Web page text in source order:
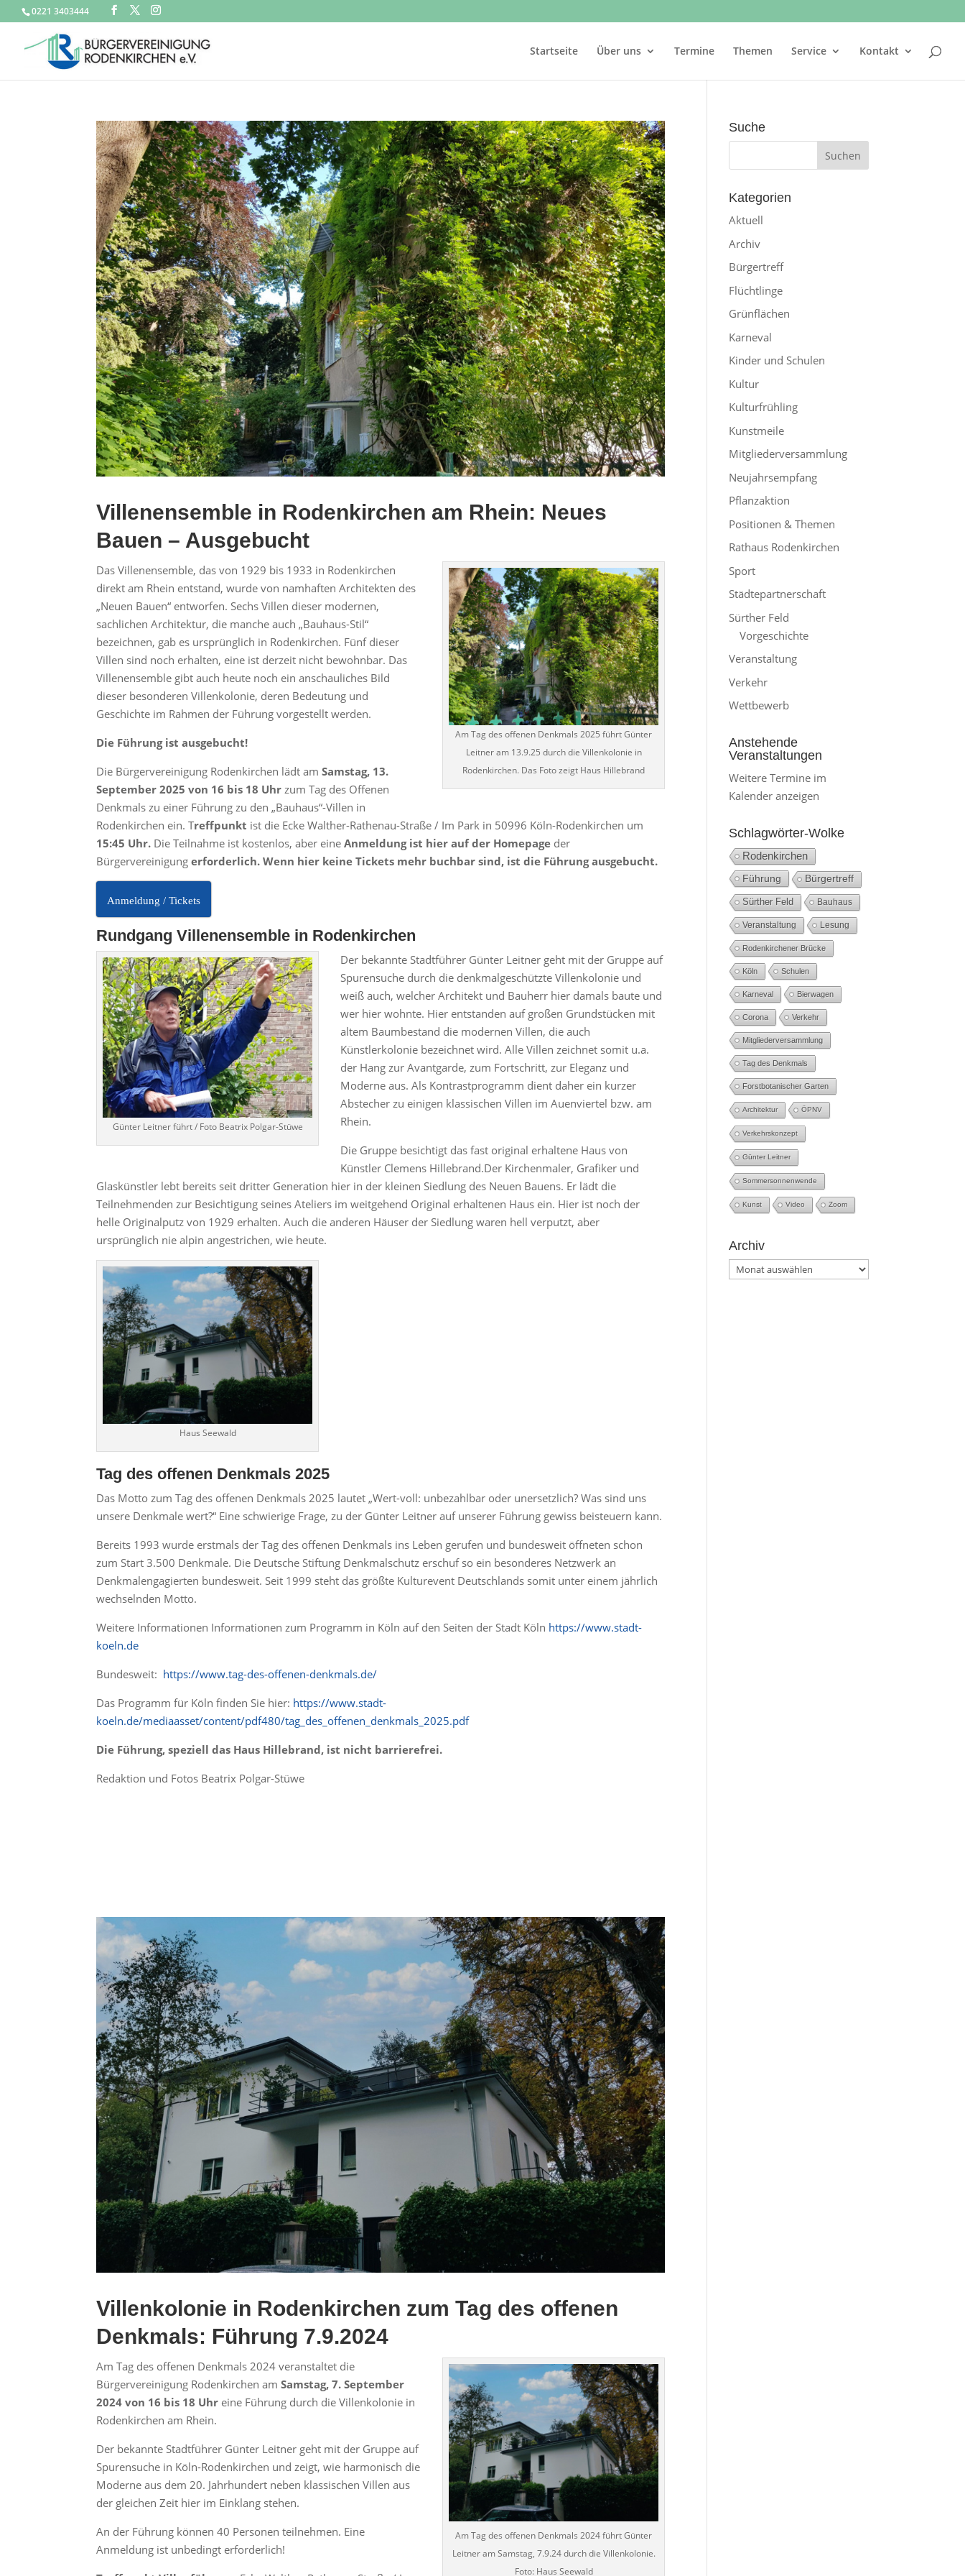
0221 3403444
Startseite Über uns Termine Themen Service Kontakt
Villenensemble in Rodenkirchen am Rhein: Neues
Bauen – Ausgebucht
Am Tag des offenen Denkmals 2025 führt Günter
Leitner am 13.9.25 durch die Villenkolonie in
Rodenkirchen. Das Foto zeigt Haus Hillebrand
Das Villenensemble, das von 1929 bis 1933 in Rodenkirchen
direkt am Rhein entstand, wurde von namhaften Architekten des
„Neuen Bauen“ entworfen. Sechs Villen dieser modernen,
sachlichen Architektur, die manche auch „Bauhaus-Stil“
bezeichnen, gab es ursprünglich in Rodenkirchen. Fünf dieser
Villen sind noch erhalten, eine ist derzeit nicht bewohnbar. Das
Villenensemble gibt auch heute noch ein anschauliches Bild
dieser besonderen Villenkolonie, deren Bedeutung und
Geschichte im Rahmen der Führung vorgestellt werden.
Die Führung ist ausgebucht!
Die Bürgervereinigung Rodenkirchen lädt amSamstag, 13.
September 2025 von 16 bis 18 Uhr zum Tag des Offenen
Denkmals zu einer Führung zu den „Bauhaus“-Villen in
Rodenkirchen ein. Treffpunkt ist die Ecke Walther-Rathenau-Straße / Im Park in 50996 Köln-Rodenkirchen um
15:45 Uhr. Die Teilnahme ist kostenlos, aber eineAnmeldung ist hier auf der Homepage der
Bürgervereinigungerforderlich. Wenn hier keine Tickets mehr buchbar sind, ist die Führung ausgebucht.
Anmeldung / Tickets
Rundgang Villenensemble in Rodenkirchen
Günter Leitner führt / Foto Beatrix Polgar-Stüwe
Der bekannte Stadtführer Günter Leitner geht mit der Gruppe auf
Spurensuche durch die denkmalgeschützte Villenkolonie und
weiß auch, welcher Architekt und Bauherr hier damals baute und
wer hier wohnte. Hier entstanden auf großen Grundstücken mit
altem Baumbestand die modernen Villen, die auch
Künstlerkolonie bezeichnet wird. Alle Villen zeichnet somit u.a.
der Hang zur Avantgarde, zum Fortschritt, zur Eleganz und
Moderne aus. Als Kontrastprogramm dient daher ein kurzer
Abstecher zu einigen klassischen Villen im Auenviertel bzw. am
Rhein.
Die Gruppe besichtigt das fast original erhaltene Haus von
Künstler Clemens Hillebrand.Der Kirchenmaler, Grafiker und
Glaskünstler lebt bereits seit dritter Generation hier in der kleinen Siedlung des Neuen Bauens. Er lädt die
Teilnehmenden zur Besichtigung seines Ateliers im weitgehend Original erhaltenen Haus ein. Hier ist noch der
helle Originalputz von 1929 erhalten. Auch die anderen Häuser der Siedlung waren hell verputzt, aber
ursprünglich nie alpin angestrichen, wie heute.
Haus Seewald
Tag des offenen Denkmals 2025
Das Motto zum Tag des offenen Denkmals 2025 lautet „Wert-voll: unbezahlbar oder unersetzlich? Was sind uns
unsere Denkmale wert?“ Eine schwierige Frage, zu der Günter Leitner auf unserer Führung gewiss beisteuern kann.
Bereits 1993 wurde erstmals der Tag des offenen Denkmals ins Leben gerufen und bundesweit öffneten schon
zum Start 3.500 Denkmale. Die Deutsche Stiftung Denkmalschutz erschuf so ein besonderes Netzwerk an
Denkmalengagierten bundesweit. Seit 1999 steht das größte Kulturevent Deutschlands somit unter einem jährlich
wechselnden Motto.
Weitere Informationen Informationen zum Programm in Köln auf den Seiten der Stadt Köln https://www.stadt-
koeln.de
Bundesweit: https://www.tag-des-offenen-denkmals.de/
Das Programm für Köln finden Sie hier: https://www.stadt-
koeln.de/mediaasset/content/pdf480/tag_des_offenen_denkmals_2025.pdf
Die Führung, speziell das Haus Hillebrand, ist nicht barrierefrei.
Redaktion und Fotos Beatrix Polgar-Stüwe
Villenkolonie in Rodenkirchen zum Tag des offenen
Denkmals: Führung 7.9.2024
Am Tag des offenen Denkmals 2024 führt Günter
Leitner am Samstag, 7.9.24 durch die Villenkolonie.
Foto: Haus Seewald
Am Tag des offenen Denkmals 2024 veranstaltet die
Bürgervereinigung Rodenkirchen amSamstag, 7. September
2024 von 16 bis 18 Uhr eine Führung durch die Villenkolonie in
Rodenkirchen am Rhein.
Der bekannte Stadtführer Günter Leitner geht mit der Gruppe auf
Spurensuche in Köln-Rodenkirchen und zeigt, wie harmonisch die
Moderne aus dem 20. Jahrhundert neben klassischen Villen aus
der gleichen Zeit hier im Einklang stehen.
An der Führung können 40 Personen teilnehmen. Eine
Anmeldung ist unbedingt erforderlich!
Suche
Kategorien
Aktuell
Archiv
Bürgertreff
Flüchtlinge
Grünflächen
Karneval
Kinder und Schulen
Kultur
Kulturfrühling
Kunstmeile
Mitgliederversammlung
Neujahrsempfang
Pflanzaktion
Positionen & Themen
Rathaus Rodenkirchen
Sport
Städtepartnerschaft
Sürther Feld
Vorgeschichte
Veranstaltung
Verkehr
Wettbewerb
Anstehende
Veranstaltungen
Weitere Termine im
Kalender anzeigen
Schlagwörter-Wolke
Rodenkirchen
Führung Bürgertreff
Sürther Feld Bauhaus
Veranstaltung Lesung
Rodenkirchener Brücke
Köln Schulen
Karneval Bierwagen
Corona Verkehr
Mitgliederversammlung
Tag des Denkmals
Forstbotanischer Garten
Architektur ÖPNV
Verkehrskonzept
Günter Leitner
Sommersonnenwende
Kunst Video Zoom
Archiv
Archiv